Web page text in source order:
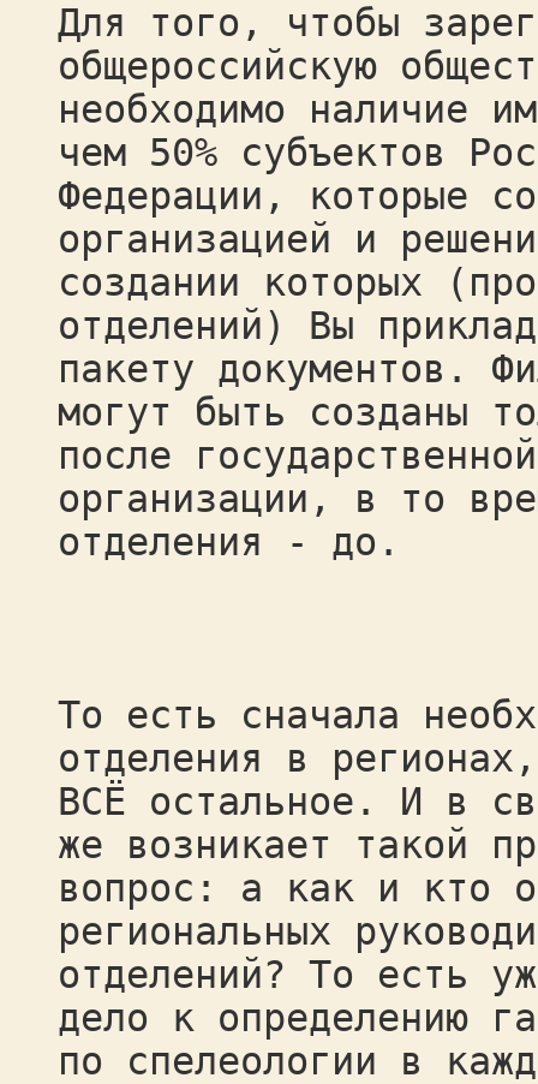
Для того, чтобы
общероссийскую
необходимо наличие
чем 50% субъектов
Федерации, которые
организацией и
создании которых
отделений) Вы
пакету документов.
могут быть созданы
после
организации, в то
отделения - до.
То есть сначала
отделения в
ВСЁ остальное. И в
же возникает такой
вопрос: а как и кто
региональных
отделений? То есть
дело к определению
по спелеологии в